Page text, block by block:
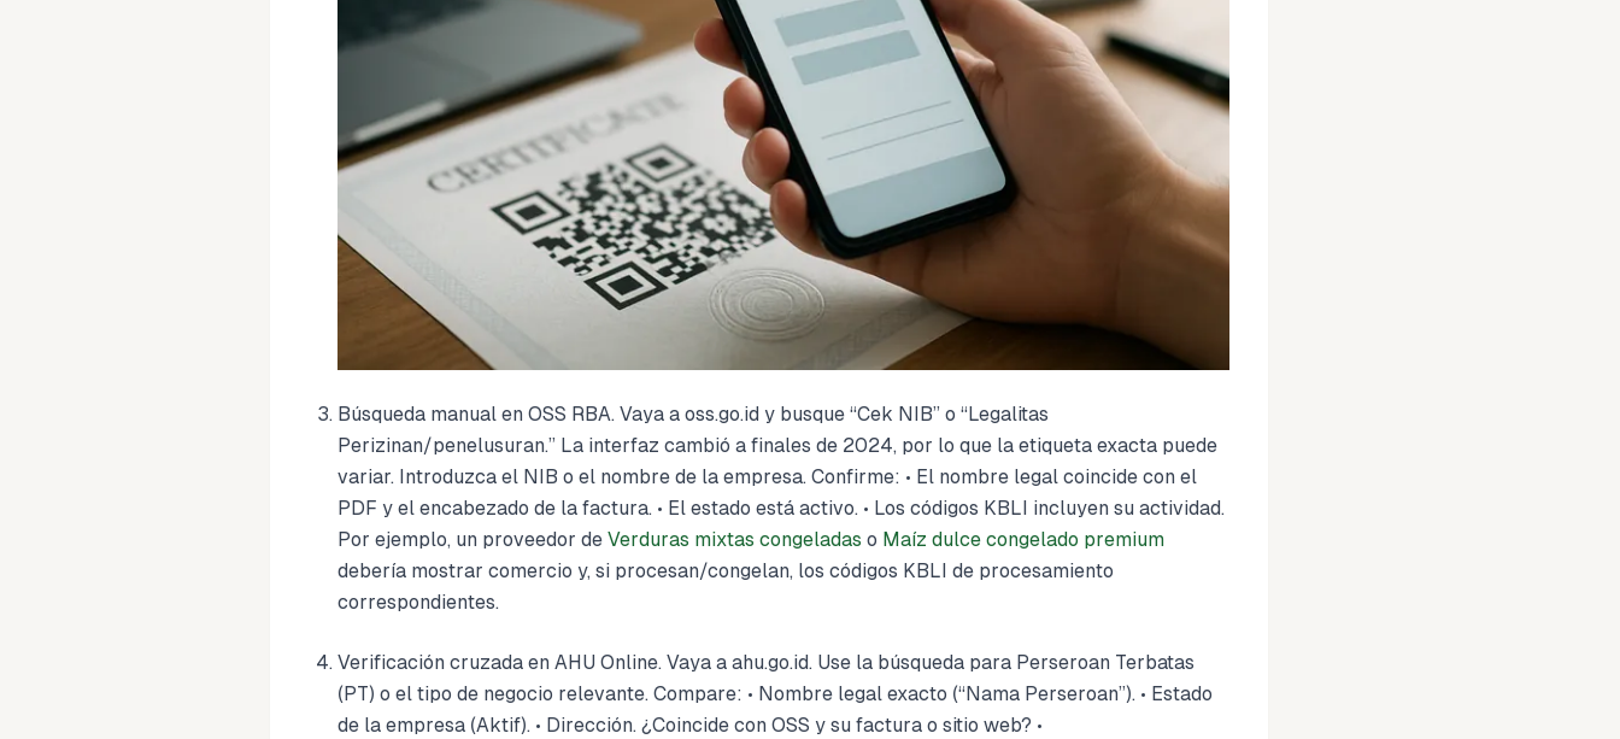
Búsqueda manual en OSS RBA. Vaya a oss.go.id y busque “Cek NIB” o “Legalitas
Perizinan/penelusuran.” La interfaz cambió a finales de 2024, por lo que la etiqueta exacta puede
variar. Introduzca el NIB o el nombre de la empresa. Confirme: • El nombre legal coincide con el
PDF y el encabezado de la factura. • El estado está activo. • Los códigos KBLI incluyen su actividad.
Por ejemplo, un proveedor de Verduras mixtas congeladas o Maíz dulce congelado premium
debería mostrar comercio y, si procesan/congelan, los códigos KBLI de procesamiento
correspondientes.
Verificación cruzada en AHU Online. Vaya a ahu.go.id. Use la búsqueda para Perseroan Terbatas
(PT) o el tipo de negocio relevante. Compare: • Nombre legal exacto (“Nama Perseroan”). • Estado
de la empresa (Aktif). • Dirección. ¿Coincide con OSS y su factura o sitio web? •